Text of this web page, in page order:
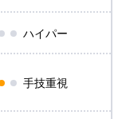
ハイパー
手技重視